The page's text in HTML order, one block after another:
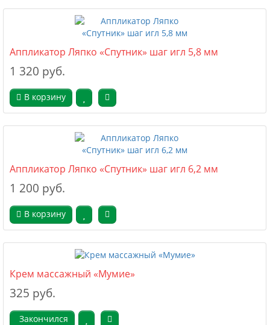
Аппликатор Ляпко «Спутник» шаг игл 5,8 мм
1 320 руб.
В корзину
Аппликатор Ляпко «Спутник» шаг игл 6,2 мм
1 200 руб.
В корзину
Крем массажный «Мумие»
325 руб.
Закончился